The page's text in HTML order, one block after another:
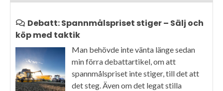
Debatt: Spannmålspriset stiger – Sälj och
köp med taktik
Man behövde inte vänta länge sedan
min förra debattartikel, om att
spannmålspriset inte stiger, till det att
det steg. Även om det legat stilla